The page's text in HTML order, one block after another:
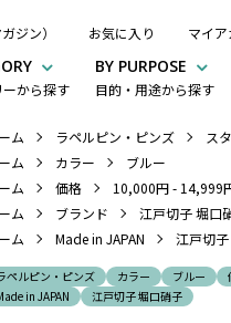
から探す
BY PURPOSE
目的・用途から探す
ジン） お気に入り マイア
ム ラペルピン・ピンズ
ス
ム
カラー
ブルー
ム
価格
10,000円 - 14,999
ム
ブランド
江戸切子 堀口
ム
Made in JAPAN 江戸切
ペルピン・ピンズ カラー ブルー
in JAPAN
江戸切子 堀口硝子